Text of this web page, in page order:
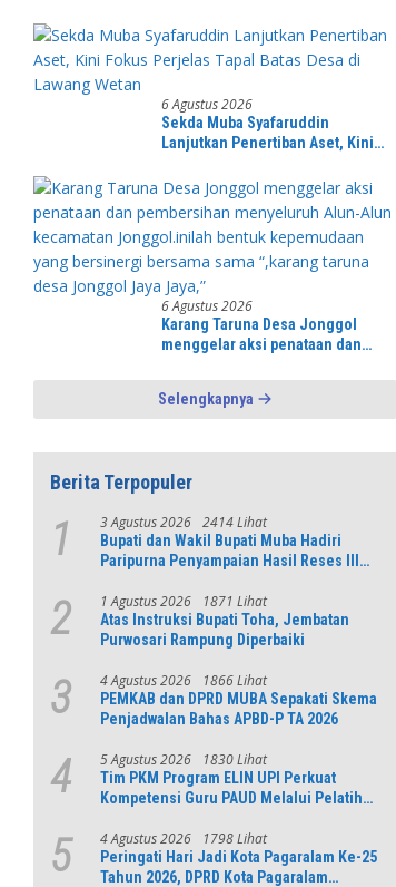
Pondasi Menuju Indonesia Emas
2045
6 Agustus 2026
Sekda Muba Syafaruddin
Lanjutkan Penertiban Aset, Kini
Lawang Wetan
6 Agustus 2026
Karang Taruna Desa Jonggol
menggelar aksi penataan dan
Alun kecamatan Jonggol.inilah
bentuk kepemudaan yang
bersinergi bersama sama “,karang
Selengkapnya
Berita Terpopuler
1 3 Agustus 2026 2414 Lihat
Bupati dan Wakil Bupati Muba Hadiri
Paripurna Penyampaian Hasil Reses III
2 1 Agustus 2026 1871 Lihat
Atas Instruksi Bupati Toha, Jembatan
Purwosari Rampung Diperbaiki
3 4 Agustus 2026 1866 Lihat
PEMKAB dan DPRD MUBA Sepakati Skema
Penjadwalan Bahas APBD-P TA 2026
4 5 Agustus 2026 1830 Lihat
Tim PKM Program ELIN UPI Perkuat
Kompetensi Guru PAUD Melalui Pelatihan
Numerasi
5 4 Agustus 2026 1798 Lihat
Peringati Hari Jadi Kota Pagaralam Ke-25
Tahun 2026, DPRD Kota Pagaralam